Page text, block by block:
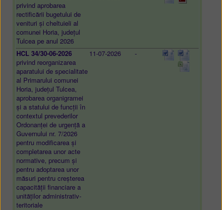
privind aprobarea
rectificării bugetului de
venituri și cheltuieli al
comunei Horia, județul
Tulcea pe anul 2026
HCL 34/30-06-2026
privind reorganizarea
aparatului de specialitate
al Primarului comunei
Horia, județul Tulcea,
aprobarea organigramei
și a statului de funcții în
contextul prevederilor
Ordonanței de urgență a
Guvernului nr. 7/2026
pentru modificarea și
completarea unor acte
normative, precum și
pentru adoptarea unor
măsuri pentru creșterea
capacității financiare a
unităților administrativ-
teritoriale
11-07-2026 -